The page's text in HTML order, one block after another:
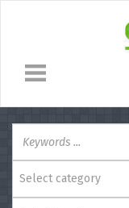
Select category